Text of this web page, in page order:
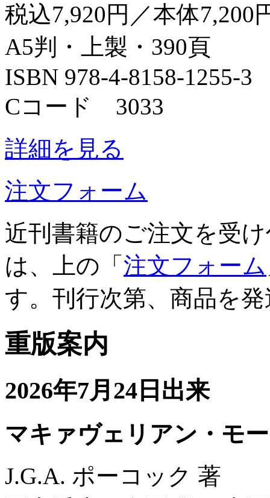
税込7,920円／本体7,200
A5判・上製・390頁
ISBN 978-4-8158-1255-3
Cコード 3033
詳細を見る
注文フォーム
近刊書籍のご注文を受
は、上の「 注文フォーム
す。刊行次第、商品を
重版案内
2026年7月24日出来
マキァヴェリアン・モ
J.G.A. ポーコック 著